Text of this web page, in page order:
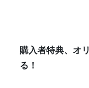
購入者特典、オ
る！